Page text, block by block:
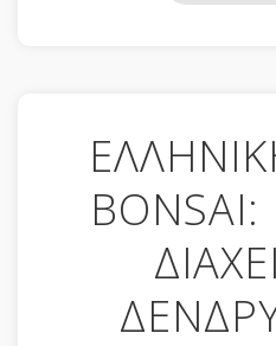
BONSAI: